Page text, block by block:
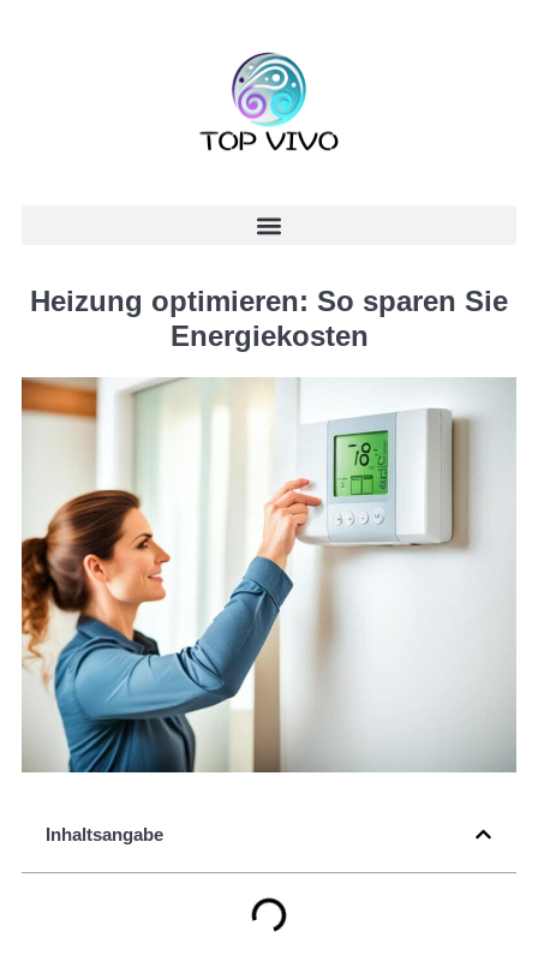
Heizung optimieren: So sparen Sie
Energiekosten
Inhaltsangabe